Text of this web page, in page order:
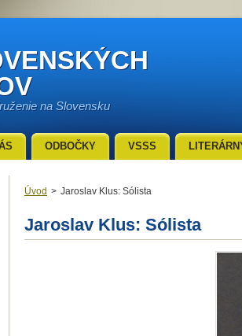
na Slovensku
Úvod > Jaroslav Klus: Sólista
Jaroslav Klus: Sólista
ODBOČKY VSSS